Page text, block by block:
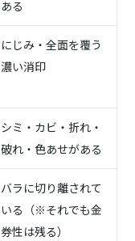
ある
にじみ・全面を覆う
濃い消印
シミ・カビ・折れ・
破れ・色あせがある
バラに切り離されて
いる（※それでも金
券性は残る）